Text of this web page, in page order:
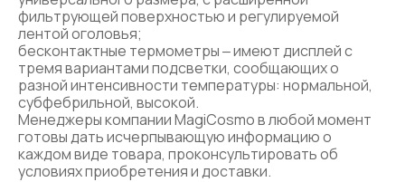
фильтрующей поверхностью и регулируемой
лентой оголовья;
бесконтактные термометры ‒ имеют дисплей с
тремя вариантами подсветки, сообщающих о
разной интенсивности температуры: нормальной,
субфебрильной, высокой.
Менеджеры компании MagiCosmo в любой момент
готовы дать исчерпывающую информацию о
каждом виде товара, проконсультировать об
условиях приобретения и доставки.